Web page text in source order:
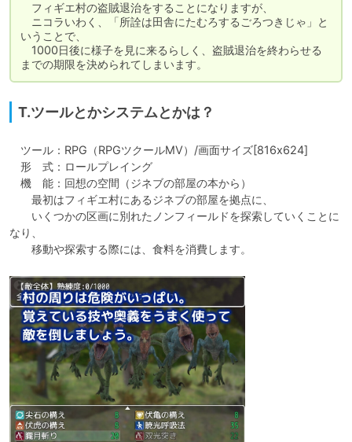
フィギエ村の盗賊退治をすることになりますが、
ニコラいわく、「所詮は田舎にたむろするごろつきじゃ」と
いうことで、
1000日後に様子を見に来るらしく、盗賊退治を終わらせる
までの期限を決められてしまいます。
T.ツールとかシステムとかは？
ツール：RPG（RPGツクールMV）/画面サイズ[816x624]
形　式：ロールプレイング
機　能：回想の空間（ジネブの部屋の本から）
最初はフィギエ村にあるジネブの部屋を拠点に、
いくつかの区画に別れたノンフィールドを探索していくことに
なり、
移動や探索する際には、食料を消費します。